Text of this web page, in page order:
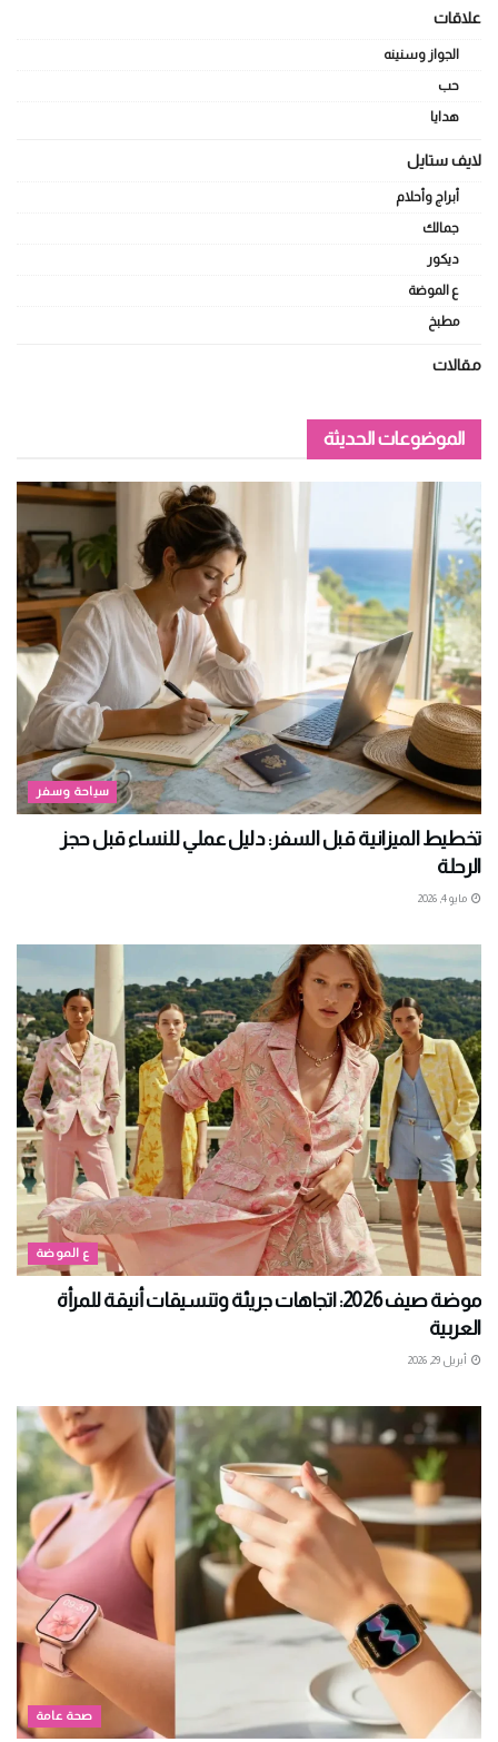
علاقات
الجواز وسنينه
حب
هدايا
لايف ستايل
أبراج وأحلام
جمالك
ديكور
ع الموضة
مطبخ
مقالات
الموضوعات الحديثة
سياحة وسفر
تخطيط الميزانية قبل السفر: دليل عملي للنساء قبل حجز
الرحلة
مايو 4, 2026
ع الموضة
موضة صيف 2026: اتجاهات جريئة وتنسيقات أنيقة للمرأة
العربية
أبريل 29, 2026
صحة عامة